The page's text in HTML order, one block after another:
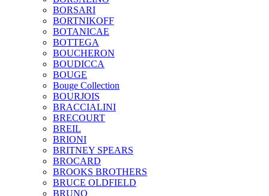
BORSARI
BORTNIKOFF
BOTANICAE
BOTTEGA
BOUCHERON
BOUDICCA
BOUGE
Bouge Collection
BOURJOIS
BRACCIALINI
BRECOURT
BREIL
BRIONI
BRITNEY SPEARS
BROCARD
BROOKS BROTHERS
BRUCE OLDFIELD
BRUNO